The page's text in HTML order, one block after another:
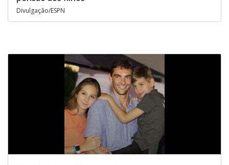
Divulgação/ESPN